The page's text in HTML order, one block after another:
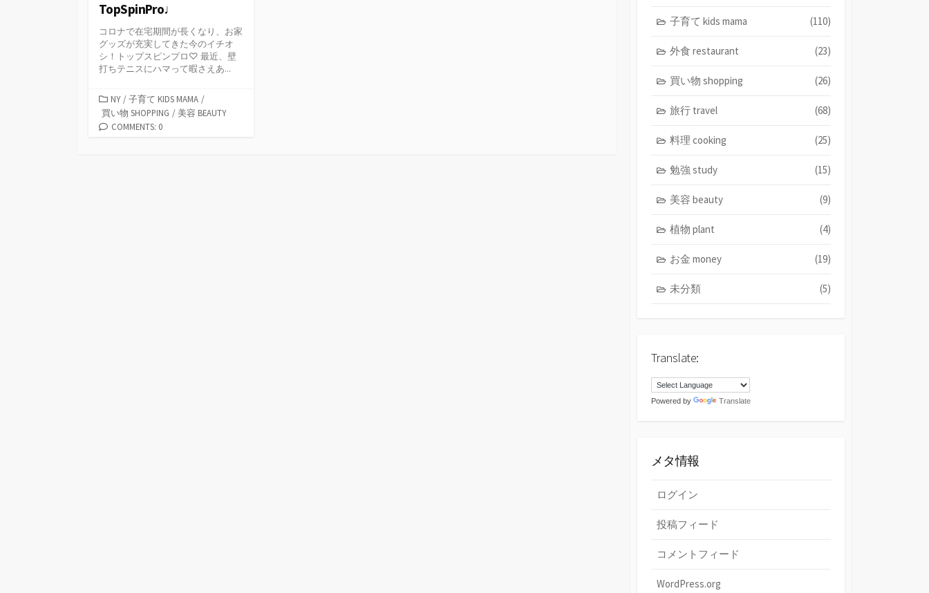
TopSpinPro♩
コロナで在宅期間が長くなり、お家
グッズが充実してきた今のイチオ
シ！トップスピンプロ♡ 最近、壁
打ちテニスにハマって暇さえあ...
カ
テ
ゴ
NY / 子育て KIDS MAMA /
買い物 SHOPPING / 美容 BEAUTY
COMMENTS: 0
子育て kids mama (110)
外食 restaurant (23)
買い物 shopping (26)
旅行 travel (68)
料理 cooking (25)
勉強 study (15)
美容 beauty (9)
植物 plant (4)
お金 money (19)
未分類 (5)
Translate:
Powered by Translate
メタ情報
ログイン
投稿フィード
コメントフィード
WordPress.org